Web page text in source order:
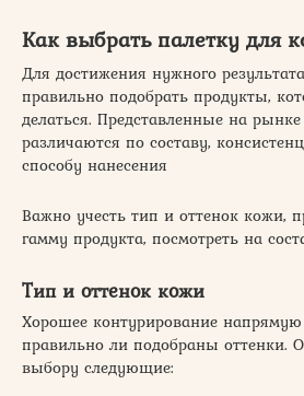
Как выбрать палетку для
Для достижения нужного
правильно подобрать продукты,
делаться. Представленные на
различаются по составу,
способу нанесения
Важно учесть тип и оттенок кожи,
гамму продукта, посмотреть на
Тип и оттенок кожи
Хорошее контурирование напрямую
правильно ли подобраны оттенки.
выбору следующие: